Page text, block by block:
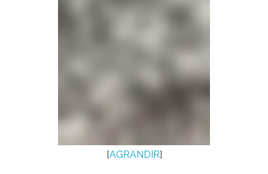
[AGRANDIR]